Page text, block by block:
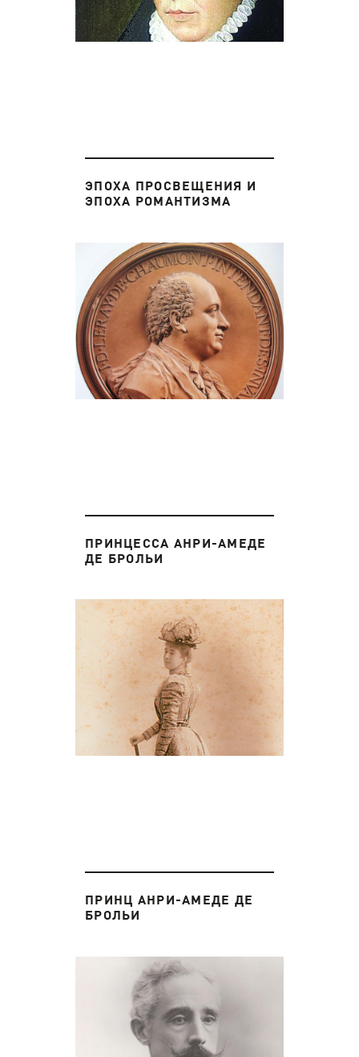
ЭПОХА ПРОСВЕЩЕНИЯ И
ЭПОХА РОМАНТИЗМА
ПРИНЦЕССА АНРИ-АМЕДЕ
ДЕ БРОЛЬИ
ПРИНЦ АНРИ-АМЕДЕ ДЕ
БРОЛЬИ